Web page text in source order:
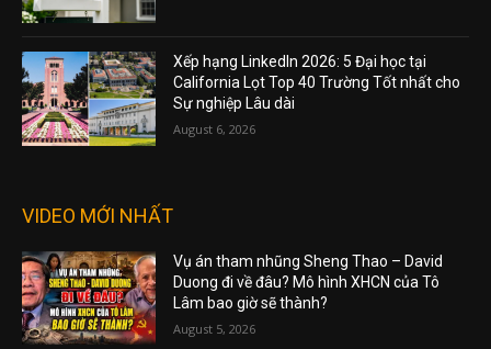
Xếp hạng LinkedIn 2026: 5 Đại học tại
California Lọt Top 40 Trường Tốt nhất cho
Sự nghiệp Lâu dài
August 6, 2026
VIDEO MỚI NHẤT
Vụ án tham nhũng Sheng Thao – David
Duong đi về đâu? Mô hình XHCN của Tô
Lâm bao giờ sẽ thành?
August 5, 2026